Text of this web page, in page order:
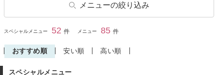
メニューの絞り込み
ヘアカット
リタッチカラー
デジタルパーマ
閉じる
スペシャルメニュー 52 件 メニュー 85 件
おすすめ順 安い順 高い順
スペシャルメニュー